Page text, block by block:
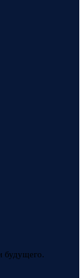
будущего.